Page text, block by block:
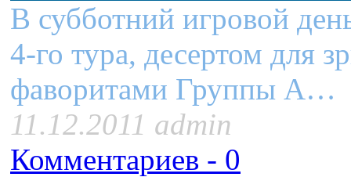
В субботний игровой
4-го тура, десертом для
фаворитами Группы А…
11.12.2011 admin
Комментариев - 0